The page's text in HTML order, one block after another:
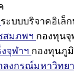
ระบบบริจาคอิเล็
สมภพฯ กองทุน
จุฬาฯ กองทุนภู
ลงกรณ์มหาวิทย